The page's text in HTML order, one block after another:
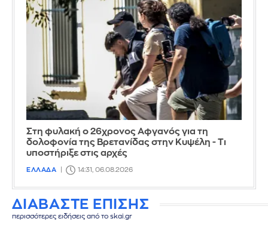
Στη φυλακή ο 26χρονος Αφγανός για τη
δολοφονία της Βρετανίδας στην Κυψέλη - Τι
υποστήριξε στις αρχές
ΕΛΛΑΔΑ 14:31, 06.08.2026
ΔΙΑΒΑΣΤΕ ΕΠΙΣΗΣ
περισσότερες ειδήσεις από το skai.gr